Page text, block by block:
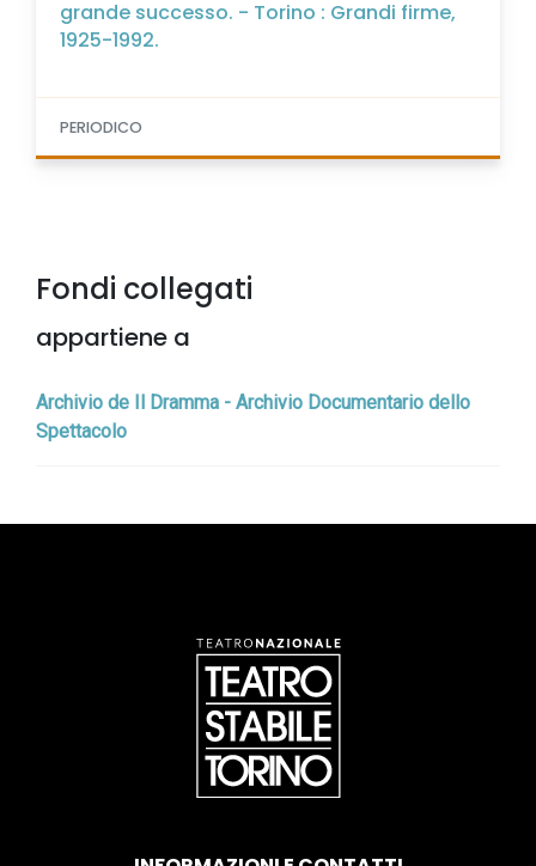
grande successo. - Torino : Grandi firme,
1925-1992.
PERIODICO
Fondi collegati
appartiene a
Archivio de Il Dramma - Archivio Documentario dello
Spettacolo